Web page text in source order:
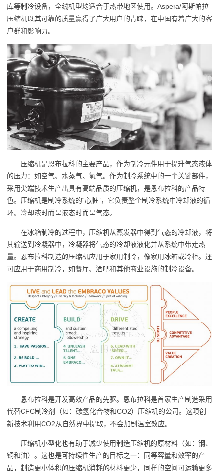
库等制冷设备，全线机型均适合于热带地区使用。Aspera/阿斯帕拉
压缩机以其可靠的质量赢得了广大用户的青睐，在中国有着广大的客
户群和影响力。
压缩机是恩布拉科的主要产品，作为制冷元件用于提升气态液体
的压力：如空气、水蒸气、氢气。作为制冷系统中的一个关键部件，
采用尖端技术生产出具有高端品质的压缩机，是恩布拉科的产品特
色。压缩机是制冷系统的“心脏”，它负责整个制冷系统中冷却液的循
环。冷却液时而呈液态时而呈气态。
在冰箱制冷的过程中，压缩机从蒸发器中得到气态的冷却液，将
其输送到冷凝器中，冷凝器将气态的冷却液液化并从系统中带走热
量。恩布拉科制造的压缩机应用于家用制冷，像家用冰箱或冷柜。还
可应用于商用制冷，如餐厅、酒吧和其他商业设施的制冷设备。
恩布拉科是开发高效产品的先驱。恩布拉科是首家生产制造采用
代替CFC制冷剂（如：碳氢化合物和CO2）压缩机的公司。这项创
新技术利用CO2从自然界中提取，不会加剧温室效应。
压缩机小型化也有助于减少使用制造压缩机的原材料（如：钢、
铜和油）。这也是可持续性生产的目标之一：同等容量和效率的产
品，制造更小体积的压缩机消耗的材料更少，同样的空间可运输更多